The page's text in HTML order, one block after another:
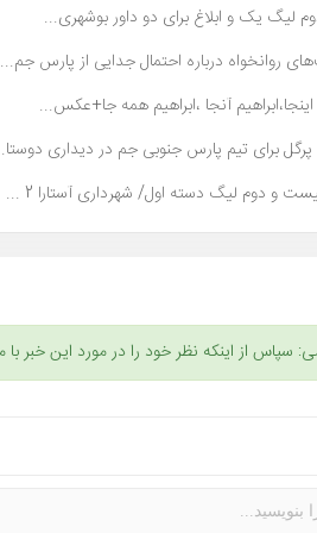
لیگ یک و ابلاغ برای دو داور بوشهری...
روانخواه درباره احتمال جدایی از پارس جم...
اینجا،ابراهیم آنجا ،ابراهیم همه جا+عکس...
پرگل برای تیم پارس جنوبی جم در دیداری
و دوم لیگ دسته اول/ شهرداری آستارا 2 ...
سپاس از اینکه نظر خود را در مورد این خبر